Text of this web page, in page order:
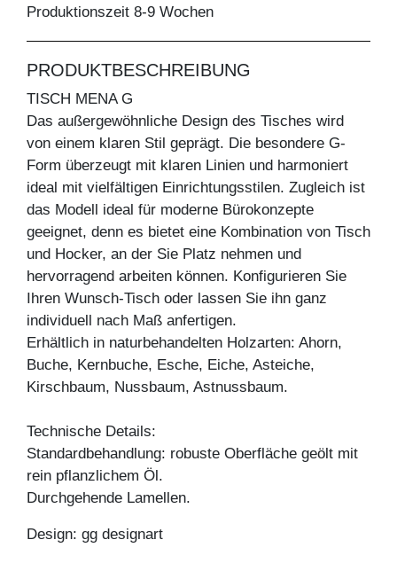
Produktionszeit 8-9 Wochen
PRODUKTBESCHREIBUNG
TISCH MENA G
Das außergewöhnliche Design des Tisches wird
von einem klaren Stil geprägt. Die besondere G-
Form überzeugt mit klaren Linien und harmoniert
ideal mit vielfältigen Einrichtungsstilen. Zugleich ist
das Modell ideal für moderne Bürokonzepte
geeignet, denn es bietet eine Kombination von Tisch
und Hocker, an der Sie Platz nehmen und
hervorragend arbeiten können. Konfigurieren Sie
Ihren Wunsch-Tisch oder lassen Sie ihn ganz
individuell nach Maß anfertigen.
Erhältlich in naturbehandelten Holzarten: Ahorn,
Buche, Kernbuche, Esche, Eiche, Asteiche,
Kirschbaum, Nussbaum, Astnussbaum.
Technische Details:
Standardbehandlung: robuste Oberfläche geölt mit
rein pflanzlichem Öl.
Durchgehende Lamellen.
Design: gg designart